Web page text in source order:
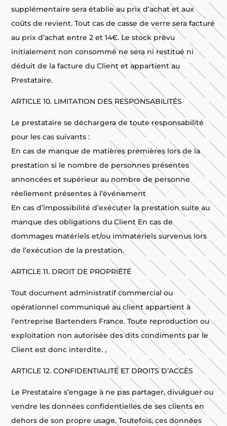
supplémentaire sera établie au prix d’achat et aux
coûts de revient. Tout cas de casse de verre sera facturé
au prix d’achat entre 2 et 14€. Le stock prévu
initialement non consommé ne sera ni restitué ni
déduit de la facture du Client et appartient au
Prestataire.
ARTICLE 10. LIMITATION DES RESPONSABILITÉS
Le prestataire se déchargera de toute responsabilité
pour les cas suivants :
En cas de manque de matières premières lors de la
prestation si le nombre de personnes présentes
annoncées et supérieur au nombre de personne
réellement présentes à l’événement
En cas d’impossibilité d’exécuter la prestation suite au
manque des obligations du Client En cas de
dommages matériels et/ou immatériels survenus lors
de l’exécution de la prestation.
ARTICLE 11. DROIT DE PROPRIÉTÉ
Tout document administratif commercial ou
opérationnel communiqué au client appartient à
l’entreprise Bartenders France. Toute reproduction ou
exploitation non autorisée des dits condiments par le
Client est donc interdite. ,
ARTICLE 12. CONFIDENTIALITÉ ET DROITS D’ACCÈS
Le Prestataire s’engage à ne pas partager, divulguer ou
vendre les données confidentielles de ses clients en
dehors de son propre usage. Toutefois, ces données